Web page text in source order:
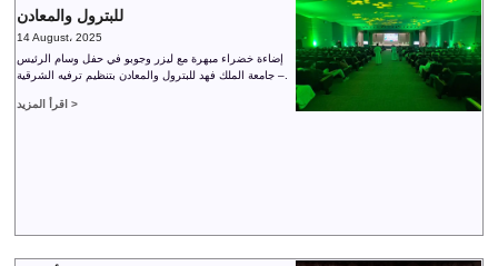
للبترول والمعادن
14 August، 2025
إضاءة خضراء مبهرة مع ليزر وجوبو في حفل وسام الرئيس
اقرأ المزيد >